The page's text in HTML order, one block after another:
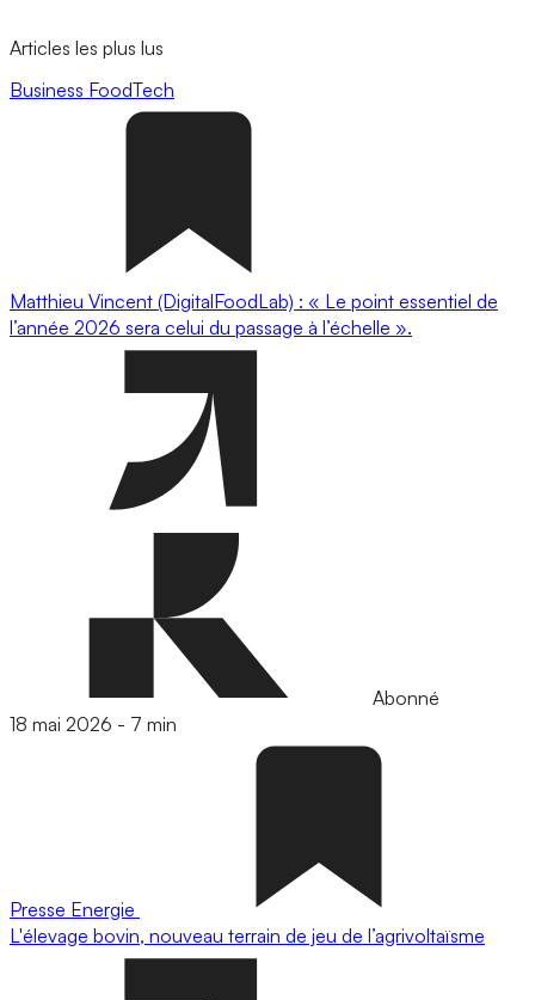
Articles les plus lus
Business FoodTech
Matthieu Vincent (DigitalFoodLab) : « Le point essentiel de
l’année 2026 sera celui du passage à l’échelle ».
Abonné
18 mai 2026 - 7 min
Presse Energie
L'élevage bovin, nouveau terrain de jeu de l’agrivoltaïsme